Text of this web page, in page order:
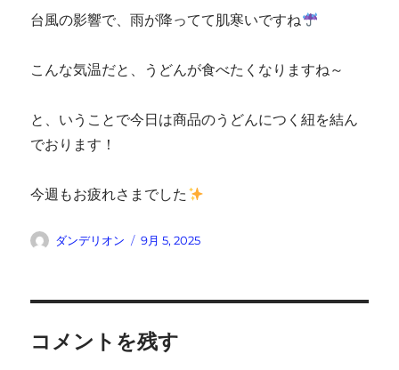
台風の影響で、雨が降ってて肌寒いですね
こんな気温だと、うどんが食べたくなりますね～
と、いうことで今日は商品のうどんにつく紐を結ん
でおります！
今週もお疲れさまでした
投
ダンデリオン
投
9月 5, 2025
コメントを残す